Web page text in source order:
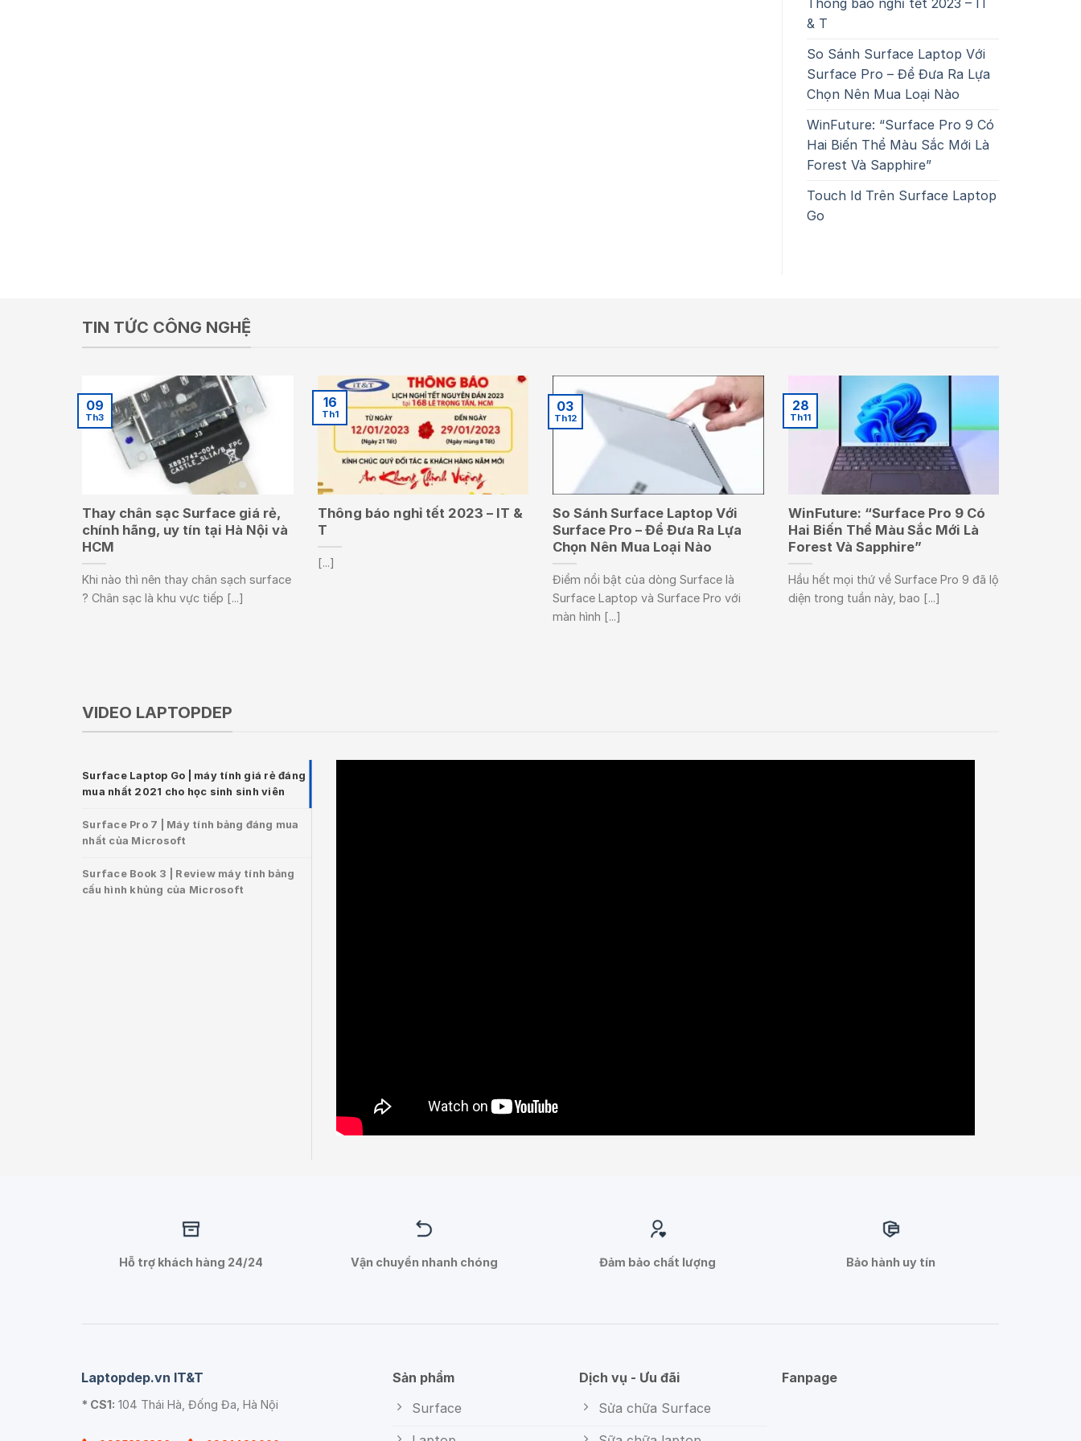
Thông báo nghỉ tết 2023 – IT
& T
So Sánh Surface Laptop Với
Surface Pro – Để Đưa Ra Lựa
Chọn Nên Mua Loại Nào
WinFuture: “Surface Pro 9 Có
Hai Biến Thể Màu Sắc Mới Là
Forest Và Sapphire”
Touch Id Trên Surface Laptop
Go
TIN TỨC CÔNG NGHỆ
Thay chân sạc Surface giá rẻ,
chính hãng, uy tín tại Hà Nội và
HCM
Khi nào thì nên thay chân sạch surface
? Chân sạc là khu vực tiếp [...]
09
Th3
Thông báo nghỉ tết 2023 – IT &
T
[...]
16
Th1
So Sánh Surface Laptop Với
Surface Pro – Để Đưa Ra Lựa
Chọn Nên Mua Loại Nào
Điểm nổi bật của dòng Surface là
Surface Laptop và Surface Pro với
màn hình [...]
03
Th12
WinFuture: “Surface Pro 9 Có
Hai Biến Thể Màu Sắc Mới Là
Forest Và Sapphire”
Hầu hết mọi thứ về Surface Pro 9 đã lộ
diện trong tuần này, bao [...]
28
Th11
VIDEO LAPTOPDEP
Surface Laptop Go | máy tính giá rẻ đáng
mua nhất 2021 cho học sinh sinh viên
Surface Pro 7 | Máy tính bảng đáng mua
nhất của Microsoft
Surface Book 3 | Review máy tính bảng
cấu hình khủng của Microsoft
Hỗ trợ khách hàng 24/24 Vận chuyển nhanh chóng Đảm bảo chất lượng Bảo hành uy tín
Laptopdep.vn IT&T
* CS1: 104 Thái Hà, Đống Đa, Hà Nội
Sản phẩm
Surface
Dịch vụ - Ưu đãi
Sửa chữa Surface
Fanpage